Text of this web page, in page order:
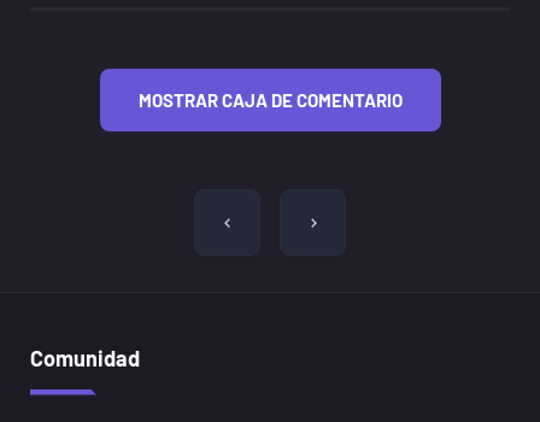
MOSTRAR CAJA DE COMENTARIO
Comunidad